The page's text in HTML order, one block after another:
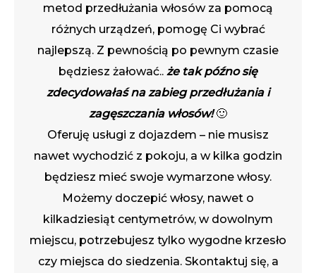
metod przedłużania włosów za pomocą
różnych urządzeń, pomogę Ci wybrać
najlepszą. Z pewnością po pewnym czasie
będziesz żałować.. że tak późno się
zdecydowałaś na zabieg przedłużania i
zagęszczania włosów!🙂
Oferuję usługi z dojazdem – nie musisz
nawet wychodzić z pokoju, a w kilka godzin
będziesz mieć swoje wymarzone włosy.
Możemy doczepić włosy, nawet o
kilkadziesiąt centymetrów, w dowolnym
miejscu, potrzebujesz tylko wygodne krzesło
czy miejsca do siedzenia. Skontaktuj się, a